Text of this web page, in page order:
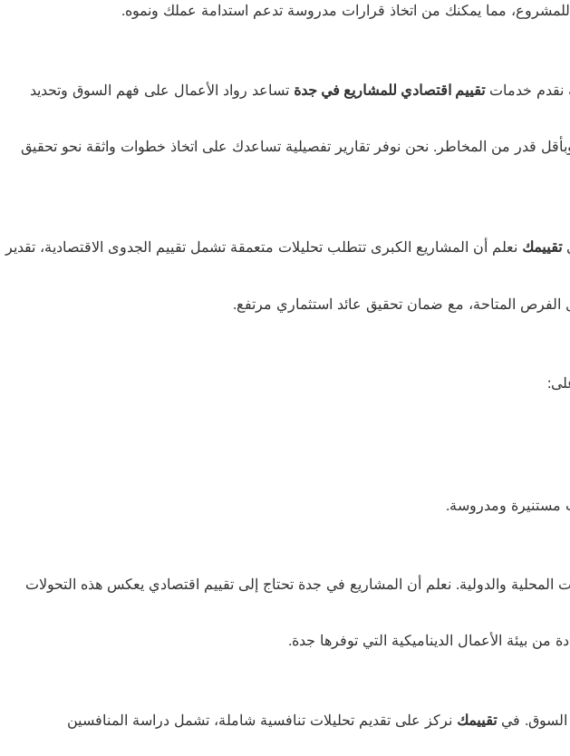
للمشروع، مما يمكنك من اتخاذ قرارات مدروسة تدعم استدامة عملك ونموه.
نقدم خدماتتقييم اقتصادي للمشاريع في جدة تساعد رواد الأعمال على فهم السوق وتحديد
قدر من المخاطر. نحن نوفر تقارير تفصيلية تساعدك على اتخاذ خطوات واثقة نحو تحقيق
تقييمك نعلم أن المشاريع الكبرى تتطلب تحليلات متعمقة تشمل تقييم الجدوى الاقتصادية، تقدير
المتاحة، مع ضمان تحقيق عائد استثماري مرتفع.
مستنيرة ومدروسة.
أصبحت جدة نقطة جذب رئيسية للاستثمارات المحلية والدولية. نعلم أن المشاريع في جدة تحتاج إلى تقييم اقتصادي يعكس هذه التحولات
بيئة الأعمال الديناميكية التي توفرها جدة.
السوق. فيتقييمك نركز على تقديم تحليلات تنافسية شاملة، تشمل دراسة المنافسين